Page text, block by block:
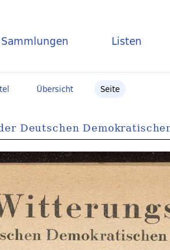
Sammlungen Listen
Übersicht Seite
Deutschen